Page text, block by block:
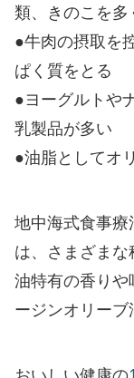
類、きのこを多
●牛肉の摂取を
ぱく質をとる
●ヨーグルトや
乳製品が多い
●油脂としてオ
地中海式食事療
は、さまざま
油特有の香り
ージンオリーブ